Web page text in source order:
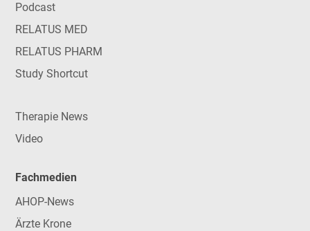
Podcast
RELATUS MED
RELATUS PHARM
Study Shortcut
Therapie News
Video
Fachmedien
AHOP-News
Ärzte Krone